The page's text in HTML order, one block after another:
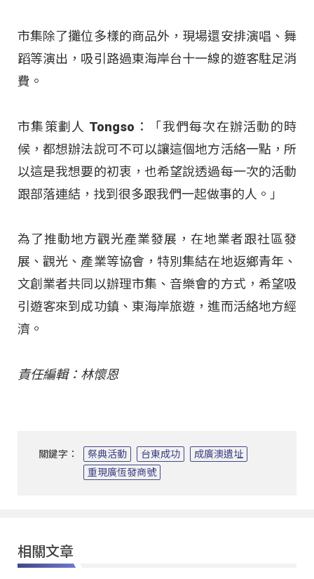
市集除了攤位多樣的商品外，現場還安排演唱、舞
蹈等演出，吸引路過東海岸台十一線的遊客駐足消
費。
市集策劃人 Tongso：「我們每次在辦活動的時
候，都想辦法說可不可以讓這個地方活絡一點，所
以這是我想要的初衷，也希望說透過每一次的活動
跟部落連結，找到很多跟我們一起做事的人。」
為了推動地方觀光產業發展，在地業者跟社區發
展、觀光、產業等協會，特別集結在地返鄉青年、
文創業者共同以辦理市集、音樂會的方式，希望吸
引遊客來到成功鎮、東海岸旅遊，進而活絡地方經
濟。
責任編輯：林懷恩
關鍵字： 祭典活動 台東成功
成廣澳遺址
重現廣恆發商號
相關文章